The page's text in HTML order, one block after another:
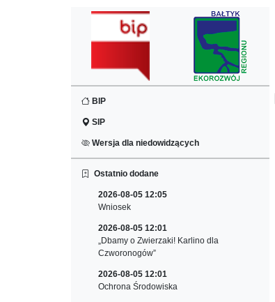
BIP
SIP
Wersja dla niedowidzących
Ostatnio dodane
2026-08-05 12:05
Wniosek
2026-08-05 12:01
„Dbamy o Zwierzaki! Karlino dla
Czworonogów”
2026-08-05 12:01
Ochrona Środowiska